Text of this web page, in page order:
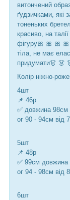
витончений
ґудзичками, які
тоненьких
красиво, на
фігуру🎀 🎀 🎀
тіла, не має
придумати👗 👗
Колір ніжно-
4шт
📌 46р
✅ довжина 98см
ог 90 - 94см від
5шт
📌 48р
✅ 99см довжина
ог 94 - 98см від
6шт